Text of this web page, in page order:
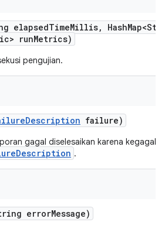
elapsedTimeMillis, Hash
runMetrics)
pengujian.
Description failure)
gagal diselesaikan karena
.
errorMessage)